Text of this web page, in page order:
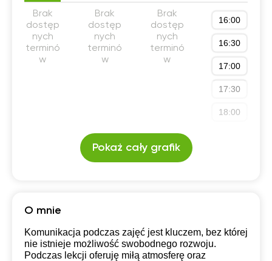
Liceum (profil podstawowy)
Angielski w korporacji
Technikum (profil podstawowy) Studia
Nauczyciel dla początkujących
Brak
dostęp
nych
terminó
w
Brak
dostęp
nych
terminó
w
Brak
dostęp
nych
terminó
w
16:00
16:30
17:00
17:30
18:00
Pokaż cały grafik
O mnie
Komunikacja podczas zajęć jest kluczem, bez której
nie istnieje możliwość swobodnego rozwoju.
Podczas lekcji oferuję miłą atmosferę oraz